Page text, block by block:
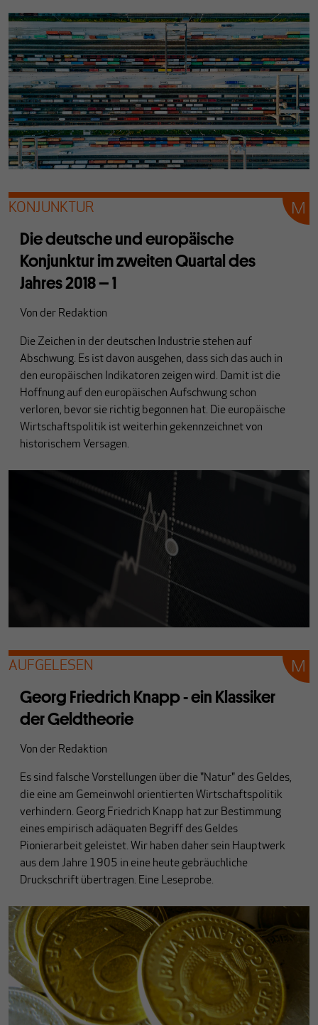
KONJUNKTUR
Die deutsche und europäische
Konjunktur im zweiten Quartal des
Jahres 2018 – 1
Von der Redaktion
Die Zeichen in der deutschen Industrie stehen auf
Abschwung. Es ist davon ausgehen, dass sich das auch in
den europäischen Indikatoren zeigen wird. Damit ist die
Hoffnung auf den europäischen Aufschwung schon
verloren, bevor sie richtig begonnen hat. Die europäische
Wirtschaftspolitik ist weiterhin gekennzeichnet von
historischem Versagen.
AUFGELESEN
Georg Friedrich Knapp - ein Klassiker
der Geldtheorie
Von der Redaktion
Es sind falsche Vorstellungen über die "Natur" des Geldes,
die eine am Gemeinwohl orientierten Wirtschaftspolitik
verhindern. Georg Friedrich Knapp hat zur Bestimmung
eines empirisch adäquaten Begriff des Geldes
Pionierarbeit geleistet. Wir haben daher sein Hauptwerk
aus dem Jahre 1905 in eine heute gebräuchliche
Druckschrift übertragen. Eine Leseprobe.